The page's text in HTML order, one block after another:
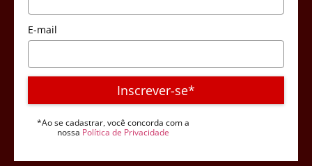
E-mail
Inscrever-se*
*Ao se cadastrar, você concorda com a
nossa Política de Privacidade